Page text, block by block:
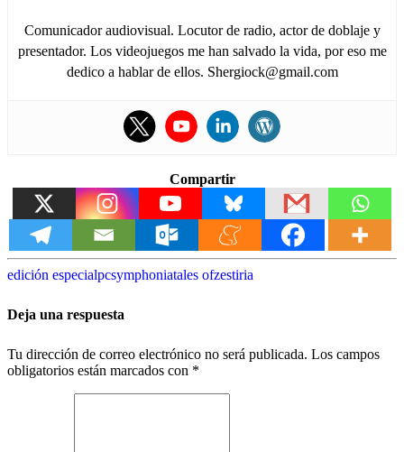
Comunicador audiovisual. Locutor de radio, actor de doblaje y
presentador. Los videojuegos me han salvado la vida, por eso me
dedico a hablar de ellos. Shergiock@gmail.com
Compartir
edición especialpcsymphoniatales ofzestiria
Deja una respuesta
Tu dirección de correo electrónico no será publicada. Los campos
obligatorios están marcados con *